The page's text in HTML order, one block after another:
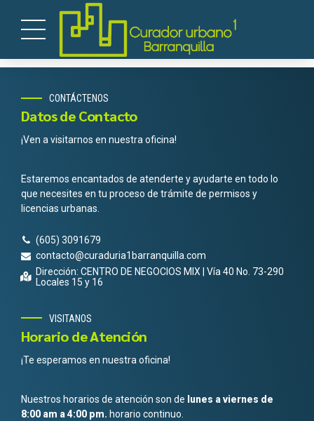
CONTÁCTENOS
Datos de Contacto
¡Ven a visitarnos en nuestra oficina!
Estaremos encantados de atenderte y ayudarte en todo lo
que necesites en tu proceso de trámite de permisos y
licencias urbanas.
(605) 3091679
contacto@curaduria1barranquilla.com
Dirección: CENTRO DE NEGOCIOS MIX | Vía 40 No. 73-290
Locales 15 y 16
VISITANOS
Horario de Atención
¡Te esperamos en nuestra oficina!
Nuestros horarios de atención son de lunes a viernes de
8:00 am a 4:00 pm. horario continuo.